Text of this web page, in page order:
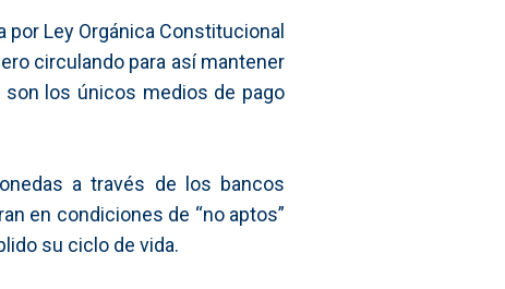
Ley Orgánica Constitucional
circulando para así mantener
los únicos medios de pago
a través de los bancos
en condiciones de “no aptos”
su ciclo de vida.